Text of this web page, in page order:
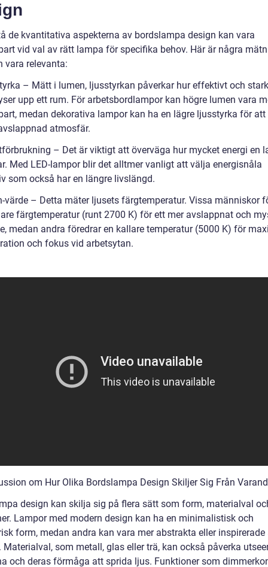
de kvantitativa aspekterna av bordslampa design kan vara
vid val av rätt lampa för specifika behov. Här är några
vara relevanta:
– Mätt i lumen, ljusstyrkan påverkar hur effektivt och
upp ett rum. För arbetsbordlampor kan högre lumen vara
medan dekorativa lampor kan ha en lägre ljusstyrka för att
atmosfär.
– Det är viktigt att överväga hur mycket energi en
Med LED-lampor blir det alltmer vanligt att välja energisnåla
som också har en längre livslängd.
värde – Detta mäter ljusets färgtemperatur. Vissa människor
färgtemperatur (runt 2700 K) för ett mer avslappnat och
medan andra föredrar en kallare temperatur (5000 K) för
och fokus vid arbetsytan.
om Hur Olika Bordslampa Design Skiljer Sig Från
design kan skilja sig på flera sätt som form, materialval
Lampor med modern design kan ha en minimalistisk och
form, medan andra kan vara mer abstrakta eller inspirerade
Materialval, som metall, glas eller trä, kan också påverka
och deras förmåga att sprida ljus. Funktioner som